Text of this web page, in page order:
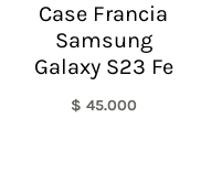
Case Francia
Samsung
Galaxy S23 Fe
$ 45.000